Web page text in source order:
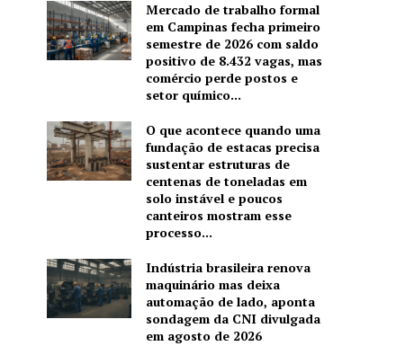
Mercado de trabalho formal
em Campinas fecha primeiro
semestre de 2026 com saldo
positivo de 8.432 vagas, mas
comércio perde postos e
setor químico...
O que acontece quando uma
fundação de estacas precisa
sustentar estruturas de
centenas de toneladas em
solo instável e poucos
canteiros mostram esse
processo...
Indústria brasileira renova
maquinário mas deixa
automação de lado, aponta
sondagem da CNI divulgada
em agosto de 2026